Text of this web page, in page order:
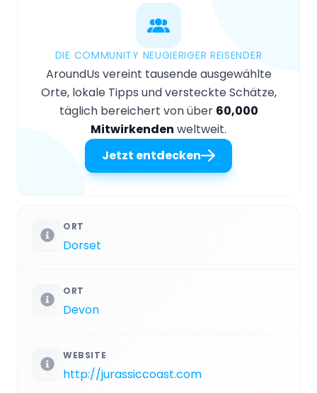
DIE COMMUNITY NEUGIERIGER REISENDER
AroundUs vereint tausende ausgewählte
Orte, lokale Tipps und versteckte Schätze,
täglich bereichert von über 60,000
Mitwirkenden weltweit.
Jetzt entdecken
ORT
Dorset
ORT
Devon
WEBSITE
http://jurassiccoast.com